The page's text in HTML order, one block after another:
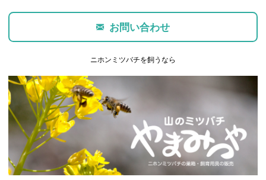
お問い合わせ
ニホンミツバチを飼うなら